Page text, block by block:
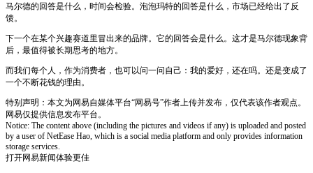
马尔德的回答是什么，时间会检验。泡泡玛特的回答是什么，市场已经给出了反
馈。
下一个在某个兴趣赛道里冒出来的品牌。它的回答会是什么。这才是马尔德现象背
后，最值得被长期思考的地方。
而我们每个人，作为消费者，也可以问一问自己：我的爱好，还在吗。还是变成了
一个不断花钱的理由。
特别声明：本文为网易自媒体平台“网易号”作者上传并发布，仅代表该作者观点。
网易仅提供信息发布平台。
Notice: The content above (including the pictures and videos if any) is uploaded and posted
by a user of NetEase Hao, which is a social media platform and only provides information
storage services.
打开网易新闻体验更佳